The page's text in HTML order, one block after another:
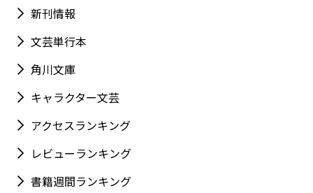
新刊情報
文芸単行本
角川文庫
キャラクター文芸
アクセスランキング
レビューランキング
書籍週間ランキング